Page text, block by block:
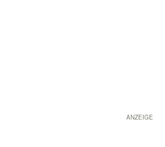
ANZEIGE